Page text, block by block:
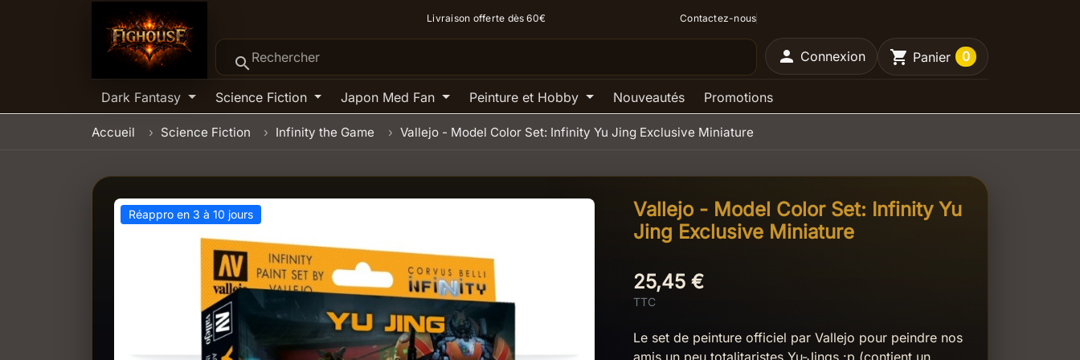
Livraison offerte dès 60€ Contactez-nous
search  Connexion shopping_cart Panier 0
Dark Fantasy Science Fiction Japon Med Fan Peinture et Hobby Nouveautés Promotions
Accueil Science Fiction Infinity the Game Vallejo - Model Color Set: Infinity Yu Jing Exclusive Miniature
Réappro en 3 à 10 jours
Vallejo - Model Color Set: Infinity Yu
Jing Exclusive Miniature
25,45 €
TTC
Le set de peinture officiel par Vallejo pour peindre nos
amis un peu totalitaristes Yu-Jings :p (contient un